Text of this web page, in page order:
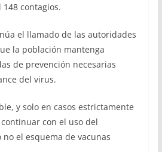
contagios.
el llamado de las autoridades
la población mantenga
de prevención necesarias
del virus.
y solo en casos estrictamente
con el uso del
el esquema de vacunas